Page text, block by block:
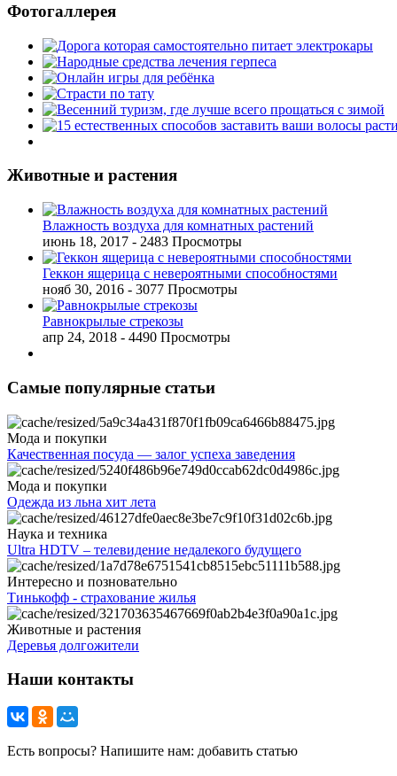
Фотогаллерея
Животные и растения
Влажность воздуха для комнатных растений
июнь 18, 2017 - 2483 Просмотры
Геккон ящерица с невероятными способностями
нояб 30, 2016 - 3077 Просмотры
Равнокрылые стрекозы
апр 24, 2018 - 4490 Просмотры
Самые популярные статьи
Мода и покупки
Качественная посуда — залог успеха заведения
Мода и покупки
Одежда из льна хит лета
Наука и техника
Ultra HDTV – телевидение недалекого будущего
Интересно и позновательно
Тинькофф - страхование жилья
Животные и растения
Деревья долгожители
Наши контакты
Есть вопросы? Напишите нам: добавить статью